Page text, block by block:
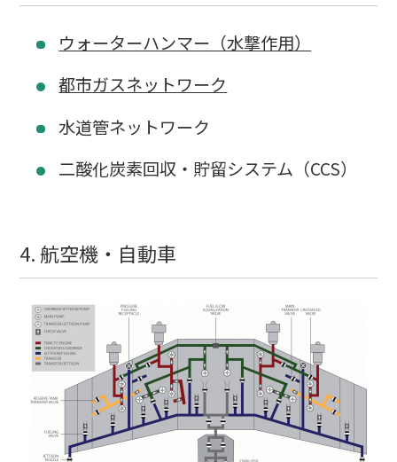
ウォーターハンマー（水撃作用）
都市ガスネットワーク
水道管ネットワーク
二酸化炭素回収・貯留システム（CCS）
4. 航空機・自動車